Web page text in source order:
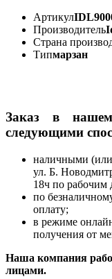
Артикул
Производитель
Страна
Типмарзан
Заказ в
следующими
наличными (или
ул. Б.
18ч по рабочим
по
оплату;
в режиме
получения от
Наша компания
лицами.